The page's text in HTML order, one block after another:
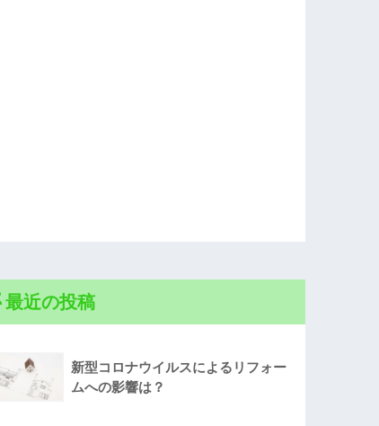
最近の投稿
新型コロナウイルスによるリフォー
ムへの影響は？